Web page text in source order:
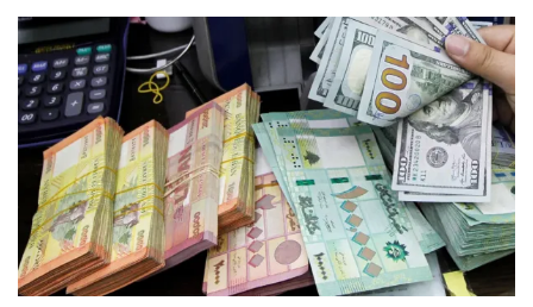
اقتصاد
فنّ
رياضة
متفرقات
Podcast
من نحن